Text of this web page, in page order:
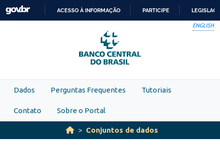
Skip to main content
PARA
O
CONTEÚDO
ACESSO À INFORMAÇÃO PARTICIPE
ENGLISH
Dados Perguntas Frequentes Tutoriais
Contato Sobre o Portal
Conjuntos de dados